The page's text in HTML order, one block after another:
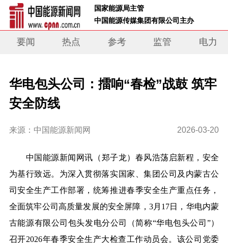
国家能源局主管
中国能源传媒集团有限公司主办
要闻 热点 参考 监管 电力
华电包头公司：擂响“春检”战鼓 筑牢
安全防线
来源：中国能源新闻网 2026-03-20
中国能源新闻网讯 （郑子龙） 春风浩荡启新程，安全
为基行致远。为深入贯彻落实国家、集团公司及内蒙古公
司安全生产工作部署，统筹推进春季安全生产重点任务，
全面筑牢公司高质量发展的安全屏障，3月17日，华电内蒙
古能源有限公司包头发电分公司（简称“华电包头公司”）
召开2026年春季安全生产大检查工作动员会。该公司党委